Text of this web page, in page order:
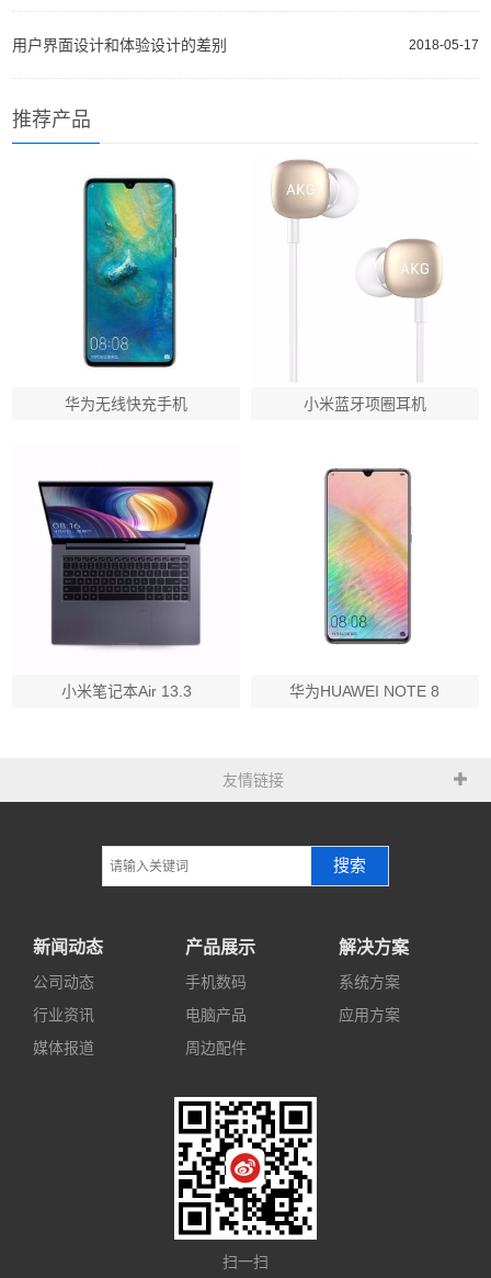
2018-05-17
用户界面设计和体验设计的差别
推荐产品
华为无线快充手机 小米蓝牙项圈耳机
小米笔记本Air 13.3 华为HUAWEI NOTE 8
友情链接
搜索
新闻动态
公司动态
行业资讯
媒体报道
产品展示
手机数码
电脑产品
周边配件
解决方案
系统方案
应用方案
扫一扫